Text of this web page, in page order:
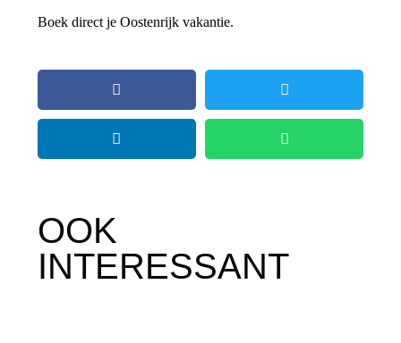
Boek direct je Oostenrijk vakantie.
OOK
INTERESSANT